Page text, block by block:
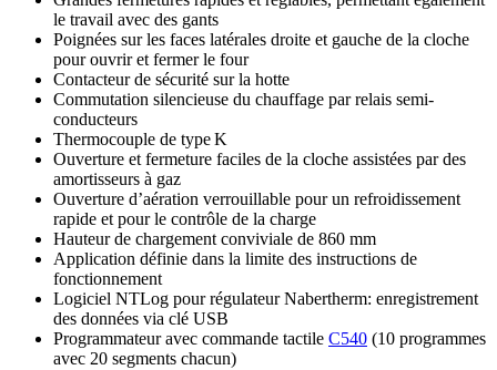
le travail avec des gants
Poignées sur les faces latérales droite et gauche de la cloche
pour ouvrir et fermer le four
Contacteur de sécurité sur la hotte
Commutation silencieuse du chauffage par relais semi-
conducteurs
Thermocouple de type K
Ouverture et fermeture faciles de la cloche assistées par des
amortisseurs à gaz
Ouverture d’aération verrouillable pour un refroidissement
rapide et pour le contrôle de la charge
Hauteur de chargement conviviale de 860 mm
Application définie dans la limite des instructions de
fonctionnement
Logiciel NTLog pour régulateur Nabertherm: enregistrement
des données via clé USB
Programmateur avec commande tactile C540 (10 programmes
avec 20 segments chacun)